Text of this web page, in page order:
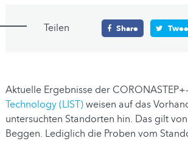
Teilen Share
Aktuelle Ergebnisse der
Technology (LIST)weisen auf das
untersuchten Standorten hin. Das gilt
Beggen. Lediglich die Proben vom